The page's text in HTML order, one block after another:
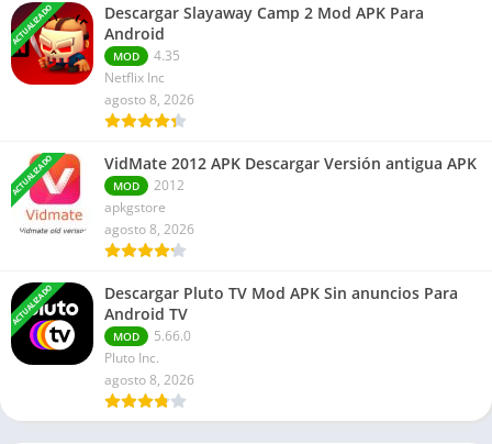
ACTUALIZADO
Descargar Slayaway Camp 2 Mod APK Para
Android
MOD
4.35
Netflix Inc
agosto 8, 2026
ACTUALIZADO VidMate 2012 APK Descargar Versión antigua APK
MOD
2012
apkgstore
agosto 8, 2026
ACTUALIZADO
Descargar Pluto TV Mod APK Sin anuncios Para
Android TV
MOD
5.66.0
Pluto Inc.
agosto 8, 2026